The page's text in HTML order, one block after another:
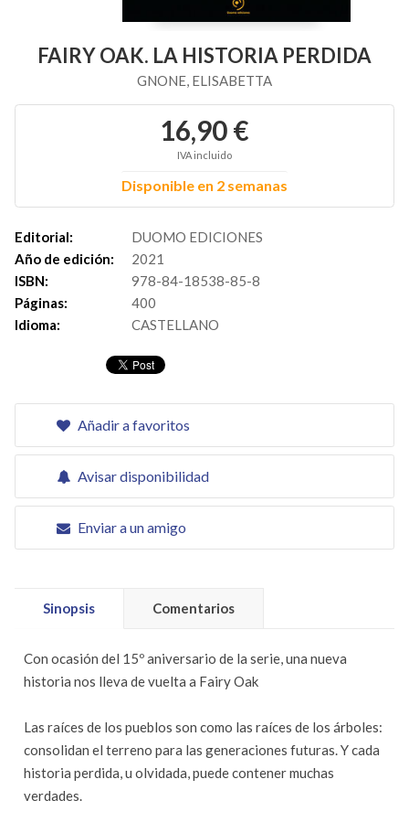
FAIRY OAK. LA HISTORIA PERDIDA
GNONE, ELISABETTA
16,90 €
IVA incluido
Disponible en 2 semanas
Editorial:
DUOMO EDICIONES
Año de edición:
2021
ISBN:
978-84-18538-85-8
Páginas:
400
Idioma:
CASTELLANO
Añadir a favoritos
Avisar disponibilidad
Enviar a un amigo
Sinopsis Comentarios
Con ocasión del 15º aniversario de la serie, una nueva
historia nos lleva de vuelta a Fairy Oak
Las raíces de los pueblos son como las raíces de los árboles:
consolidan el terreno para las generaciones futuras. Y cada
historia perdida, u olvidada, puede contener muchas
verdades.